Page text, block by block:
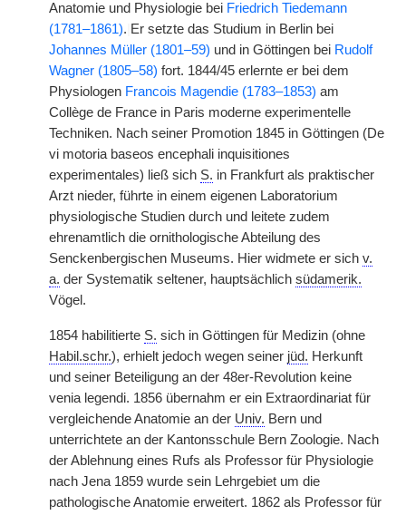
Anatomie und Physiologie bei Friedrich Tiedemann
(1781–1861). Er setzte das Studium in Berlin bei
Johannes Müller (1801–59) und in Göttingen bei Rudolf
Wagner (1805–58) fort. 1844/45 erlernte er bei dem
Physiologen Francois Magendie (1783–1853) am
Collège de France in Paris moderne experimentelle
Techniken. Nach seiner Promotion 1845 in Göttingen (De
vi motoria baseos encephali inquisitiones
experimentales) ließ sich S. in Frankfurt als praktischer
Arzt nieder, führte in einem eigenen Laboratorium
physiologische Studien durch und leitete zudem
ehrenamtlich die ornithologische Abteilung des
Senckenbergischen Museums. Hier widmete er sich v.
a. der Systematik seltener, hauptsächlich südamerik.
Vögel.
1854 habilitierte S. sich in Göttingen für Medizin (ohne
Habil.schr.), erhielt jedoch wegen seiner jüd. Herkunft
und seiner Beteiligung an der 48er-Revolution keine
venia legendi. 1856 übernahm er ein Extraordinariat für
vergleichende Anatomie an der Univ. Bern und
unterrichtete an der Kantonsschule Bern Zoologie. Nach
der Ablehnung eines Rufs als Professor für Physiologie
nach Jena 1859 wurde sein Lehrgebiet um die
pathologische Anatomie erweitert. 1862 als Professor für